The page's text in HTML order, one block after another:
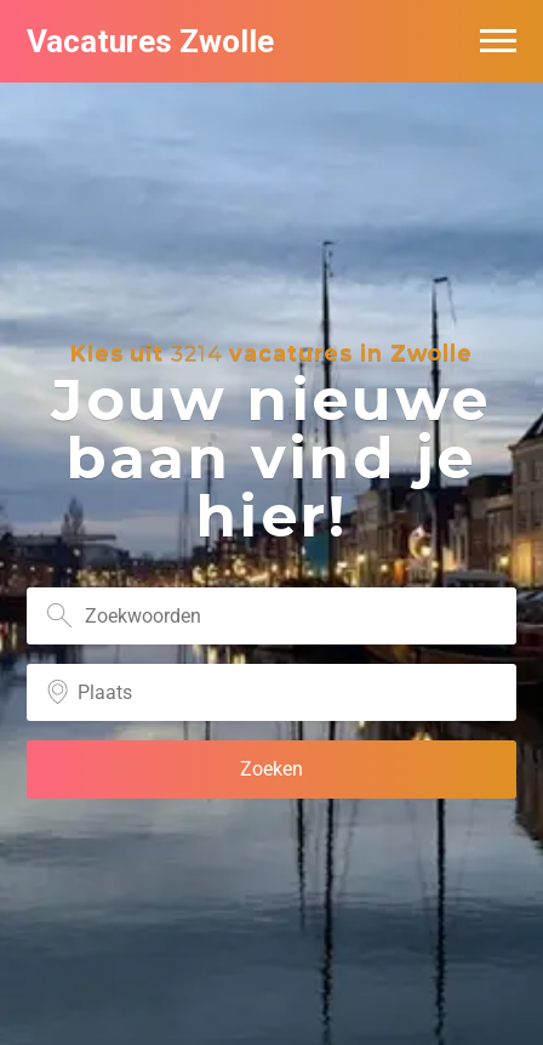
Vacatures Zwolle
Kies uit3214 vacatures in Zwolle
Jouw nieuwe
baan vind je
hier!
Vacatures per bedrijf